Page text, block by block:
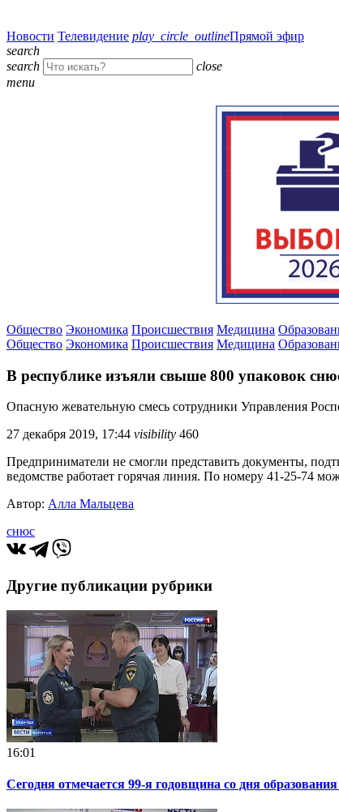
Новости Телевидение play_circle_outlineПрямой эфир
search
search
close
menu
Общество Экономика Происшествия Медицина
Общество Экономика Происшествия Медицина
В республике изъяли свыше 800 упаковок
Опасную жевательную смесь сотрудники Управления
27 декабря 2019, 17:44 visibility 460
Предприниматели не смогли представить документы,
ведомстве работает горячая линия. По номеру 41-25-74
Автор: Алла Мальцева
снюс
Другие публикации рубрики
16:01
Сегодня отмечается 99-я годовщина со дня